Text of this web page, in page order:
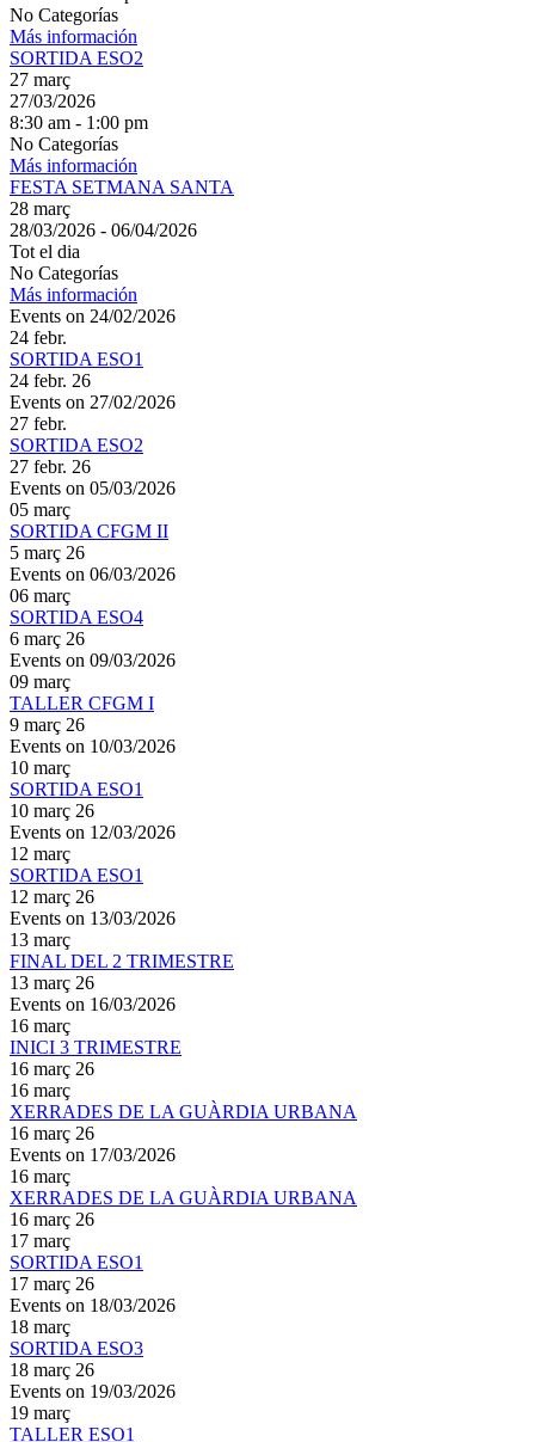
No Categorías
Más información
SORTIDA ESO2
27 març
27/03/2026
8:30 am - 1:00 pm
No Categorías
Más información
FESTA SETMANA SANTA
28 març
28/03/2026 - 06/04/2026
Tot el dia
No Categorías
Más información
Events on 24/02/2026
24 febr.
SORTIDA ESO1
24 febr. 26
Events on 27/02/2026
27 febr.
SORTIDA ESO2
27 febr. 26
Events on 05/03/2026
05 març
SORTIDA CFGM II
5 març 26
Events on 06/03/2026
06 març
SORTIDA ESO4
6 març 26
Events on 09/03/2026
09 març
TALLER CFGM I
9 març 26
Events on 10/03/2026
10 març
SORTIDA ESO1
10 març 26
Events on 12/03/2026
12 març
SORTIDA ESO1
12 març 26
Events on 13/03/2026
13 març
FINAL DEL 2 TRIMESTRE
13 març 26
Events on 16/03/2026
16 març
INICI 3 TRIMESTRE
16 març 26
16 març
XERRADES DE LA GUÀRDIA URBANA
16 març 26
Events on 17/03/2026
16 març
XERRADES DE LA GUÀRDIA URBANA
16 març 26
17 març
SORTIDA ESO1
17 març 26
Events on 18/03/2026
18 març
SORTIDA ESO3
18 març 26
Events on 19/03/2026
19 març
TALLER ESO1